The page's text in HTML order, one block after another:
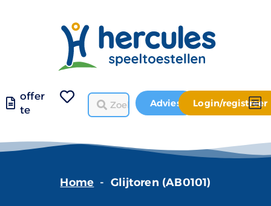
offer
te
Advies Login/registreer
Home - Glijtoren (AB0101)